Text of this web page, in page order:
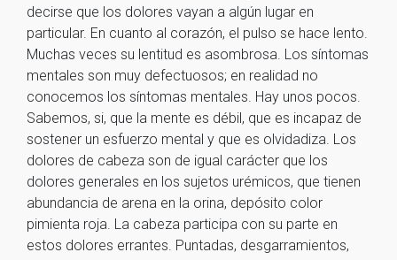
decirse que los dolores vayan a algún lugar en
particular. En cuanto al corazón, el pulso se hace lento.
Muchas veces su lentitud es asombrosa. Los síntomas
mentales son muy defectuosos; en realidad no
conocemos los síntomas mentales. Hay unos pocos.
Sabemos, si, que la mente es débil, que es incapaz de
sostener un esfuerzo mental y que es olvidadiza. Los
dolores de cabeza son de igual carácter que los
dolores generales en los sujetos urémicos, que tienen
abundancia de arena en la orina, depósito color
pimienta roja. La cabeza participa con su parte en
estos dolores errantes. Puntadas, desgarramientos,